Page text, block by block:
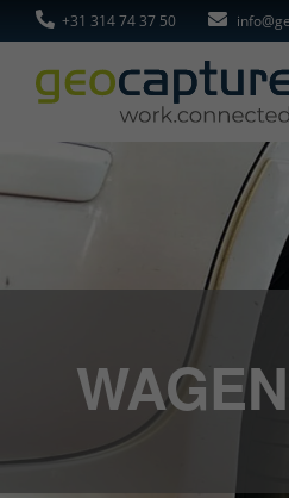
+31 314 74 37 50